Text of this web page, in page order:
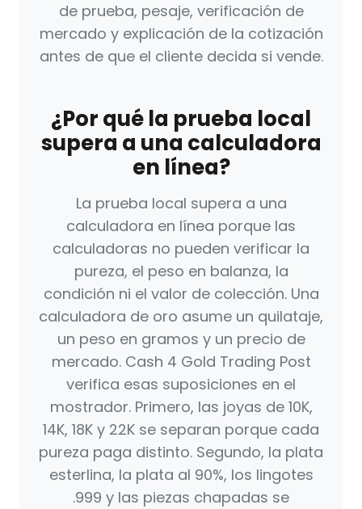
de prueba, pesaje, verificación de
mercado y explicación de la cotización
antes de que el cliente decida si vende.
¿Por qué la prueba local
supera a una calculadora
en línea?
La prueba local supera a una
calculadora en línea porque las
calculadoras no pueden verificar la
pureza, el peso en balanza, la
condición ni el valor de colección. Una
calculadora de oro asume un quilataje,
un peso en gramos y un precio de
mercado. Cash 4 Gold Trading Post
verifica esas suposiciones en el
mostrador. Primero, las joyas de 10K,
14K, 18K y 22K se separan porque cada
pureza paga distinto. Segundo, la plata
esterlina, la plata al 90%, los lingotes
.999 y las piezas chapadas se